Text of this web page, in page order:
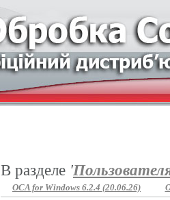
В разделе '
OCA for Windows 6.2.4 (20.06.26)